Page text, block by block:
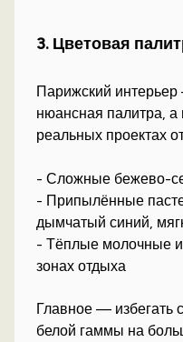
3. Цветовая
Парижский
нюансная палитра,
реальных проектах
- Сложные бежево-
- Припылённые
дымчатый синий,
- Тёплые молочные
зонах отдыха
Главное — избегать
белой гаммы на